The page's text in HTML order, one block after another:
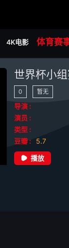
4K电影 体育赛
0 暂无
导演 :
演员 :
类型 :
豆瓣 :
5.7
播放